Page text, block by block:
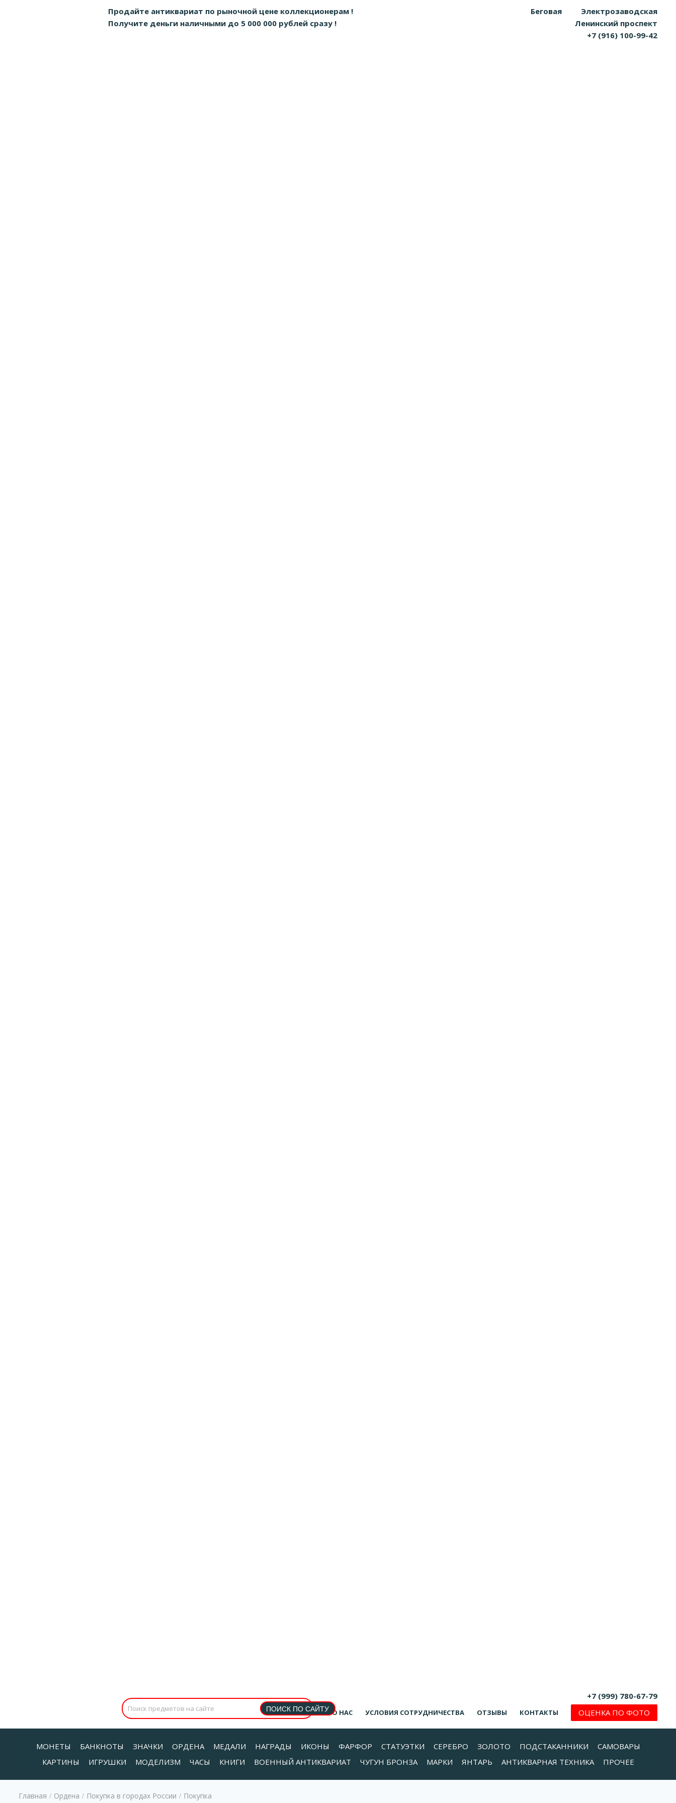
Продайте антиквариат по рыночной цене коллекционерам ! Беговая
Электрозаводская
Получите деньги наличными до 5 000 000 рублей сразу !
Ленинский проспект
+7 (916) 100-99-42
+7 (999) 780-67-79
О НАС УСЛОВИЯ СОТРУДНИЧЕСТВА ОТЗЫВЫ КОНТАКТЫ ОЦЕНКА ПО ФОТО
МОНЕТЫ БАНКНОТЫ ЗНАЧКИ ОРДЕНА МЕДАЛИ НАГРАДЫ ИКОНЫ ФАРФОР СТАТУЭТКИ СЕРЕБРО ЗОЛОТО ПОДСТАКАННИКИ
САМОВАРЫ
КАРТИНЫ
ИГРУШКИ МОДЕЛИЗМ ЧАСЫ КНИГИ ВОЕННЫЙ АНТИКВАРИАТ ЧУГУН БРОНЗА МАРКИ ЯНТАРЬ АНТИКВАРНАЯ ТЕХНИКА ПРОЧЕЕ
Главная / Ордена / Покупка в городах России / Покупка